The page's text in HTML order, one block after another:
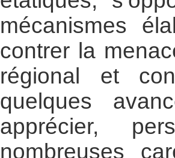
mécanismes
contrer la
régional et
quelques
apprécier,
nombreuses